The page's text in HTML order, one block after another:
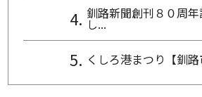
釧路新聞創刊８０周年
し...
くしろ港まつり【釧路